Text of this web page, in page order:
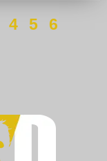
4 5
6